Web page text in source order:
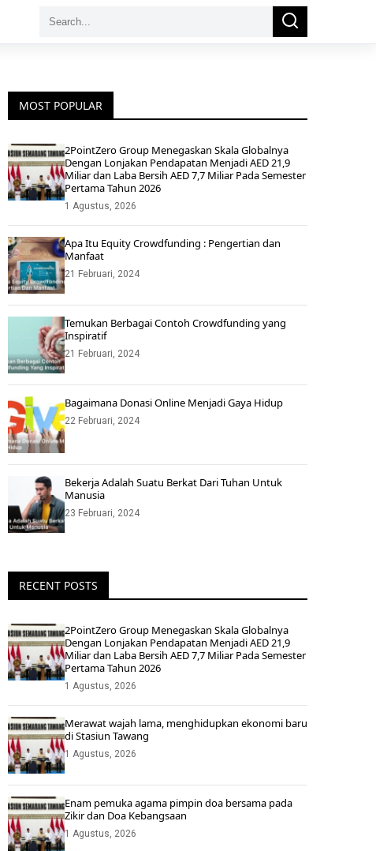
Search
Search
MOST POPULAR
2PointZero Group Menegaskan Skala Globalnya
Dengan Lonjakan Pendapatan Menjadi AED 21,9
Miliar dan Laba Bersih AED 7,7 Miliar Pada Semester
Pertama Tahun 2026
1 Agustus, 2026
Apa Itu Equity Crowdfunding : Pengertian dan
Manfaat
21 Februari, 2024
Temukan Berbagai Contoh Crowdfunding yang
Inspiratif
21 Februari, 2024
Bagaimana Donasi Online Menjadi Gaya Hidup
22 Februari, 2024
Bekerja Adalah Suatu Berkat Dari Tuhan Untuk
Manusia
23 Februari, 2024
RECENT POSTS
2PointZero Group Menegaskan Skala Globalnya
Dengan Lonjakan Pendapatan Menjadi AED 21,9
Miliar dan Laba Bersih AED 7,7 Miliar Pada Semester
Pertama Tahun 2026
1 Agustus, 2026
Merawat wajah lama, menghidupkan ekonomi baru
di Stasiun Tawang
1 Agustus, 2026
Enam pemuka agama pimpin doa bersama pada
Zikir dan Doa Kebangsaan
1 Agustus, 2026